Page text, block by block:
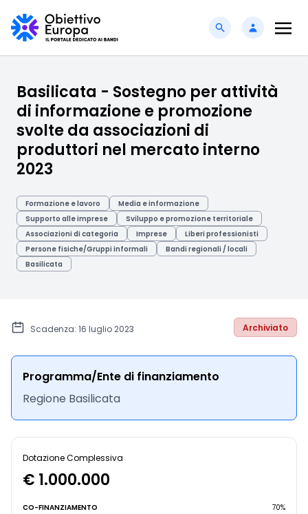
Basilicata - Sostegno per attività
di informazione e promozione
svolte da associazioni di
produttori nel mercato interno
2023
Formazione e lavoro
Media e informazione
Supporto alle imprese
Sviluppo e promozione territoriale
Associazioni di categoria
Imprese
Liberi professionisti
Persone fisiche/Gruppi informali
Bandi regionali / locali
Basilicata
Scadenza: 16 luglio 2023 Archiviato
Programma/Ente di finanziamento
Regione Basilicata
Dotazione Complessiva
€ 1.000.000
CO-FINANZIAMENTO 70%